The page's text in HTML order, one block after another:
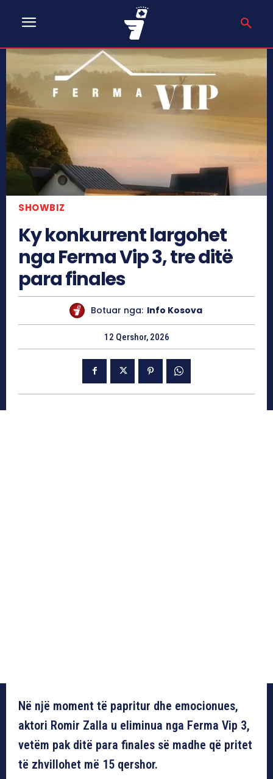
SHOWBIZ
Ky konkurrent largohet
nga Ferma Vip 3, tre ditë
para finales
Botuar nga: Info Kosova
12 Qershor, 2026
Në një moment të papritur dhe emocionues,
aktori Romir Zalla u eliminua nga Ferma Vip 3,
vetëm pak ditë para finales së madhe që pritet
të zhvillohet më 15 qershor.